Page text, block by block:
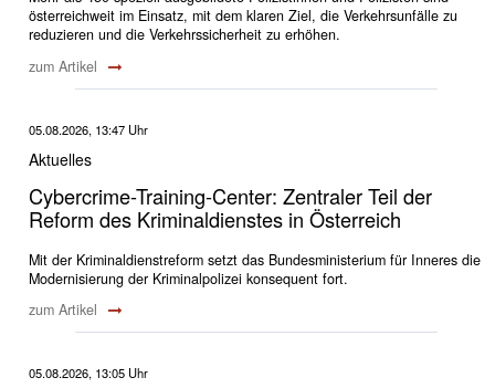
österreichweit im Einsatz, mit dem klaren Ziel, die Verkehrsunfälle zu
reduzieren und die Verkehrssicherheit zu erhöhen.
zum Artikel
05.08.2026, 13:47 Uhr
Aktuelles
Cybercrime-Training-Center: Zentraler Teil der
Reform des Kriminaldienstes in Österreich
Mit der Kriminaldienstreform setzt das Bundesministerium für Inneres die
Modernisierung der Kriminalpolizei konsequent fort.
zum Artikel
05.08.2026, 13:05 Uhr